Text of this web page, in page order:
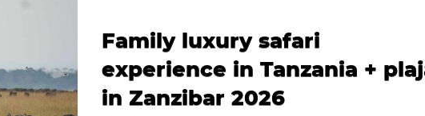
Family luxury safari
experience in Tanzania +
in Zanzibar 2026